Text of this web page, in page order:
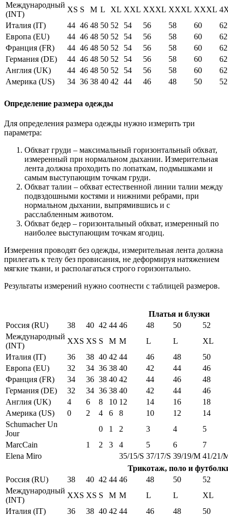
Международный
(INT)
XS S M L XL XXL XXXL XXXL XXXL
Италия (IT)
44 46 48 50 52 54 56 58 60
62
Европа (EU)
44 46 48 50 52 54 56 58 60
62
Франция (FR)
44 46 48 50 52 54 56 58 60
62
Германия (DE)
44 46 48 50 52 54 56 58 60
62
Англия (UK)
44 46 48 50 52 54 56 58 60
62
Америка (US)
34 36 38 40 42 44 46 48 50 52
Определение размера одежды
Для определения размера одежды нужно измерить три
параметра:
Обхват груди – максимальный горизонтальный обхват,
измеренный при нормальном дыхании. Измерительная
лента должна проходить по лопаткам, подмышками и
самым выступающим точкам груди.
Обхват талии – обхват естественной линии талии между
подвздошными костями и нижними ребрами, при
нормальном дыхании, выпрямившись и с
расслабленным животом.
Обхват бедер – горизонтальный обхват, измеренный по
наиболее выступающим точкам ягодиц.
Измерения проводят без одежды, измерительная лента должна
прилегать к телу без провисания, не деформируя натяжением
мягкие ткани, и располагаться строго горизонтально.
Результаты измерений нужно соотнести с таблицей размеров.
Платья и блузки
Россия (RU)
38 40 42 44 46 48 50
52
Международный
(INT)
XXS XS S M M L L
XL
Италия (IT)
36 38 40 42 44 46 48
50
Европа (EU)
32 34 36 38 40 42 44
46
Франция (FR)
34 36 38 40 42 44 46
48
Германия (DE)
32 34 36 38 40 42 44
46
Англия (UK)
4 6 8 10 12 14 16
18
Америка (US)
0 2 4 6 8 10 12
14
Schumacher Un
Jour
0 1 2 3 4
5
MarcCain
1 2 3 4 5 6
7
Elena Miro
35/15/S 37/17/S 39/19/M 41/21/
Трикотаж, поло и
Россия (RU)
38 40 42 44 46 48 50
52
Международный
(INT)
XXS XS S M M L L
XL
Италия (IT)
36 38 40 42 44 46 48
50